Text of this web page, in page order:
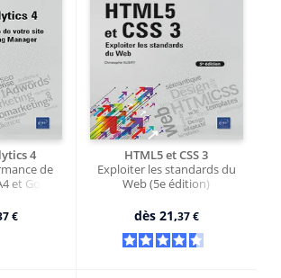
4
de
et Google
€
HTML5 et CSS 3
Exploiter les standards du
Web (5e édition)
dès 21,37 €